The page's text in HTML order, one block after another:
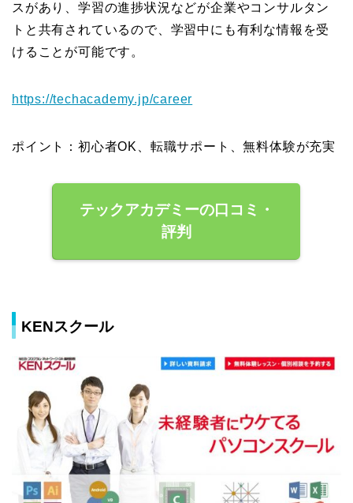
スがあり、学習の進捗状況などが企業やコンサルタン
トと共有されているので、学習中にも有利な情報を受
けることが可能です。
https://techacademy.jp/career
ポイント：初心者OK、転職サポート、無料体験が充実
テックアカデミーの口コミ・
評判
KENスクール